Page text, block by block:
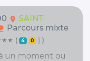
location_on SAINT-
Parcours mixte
( 4 0 | )
un moment ou